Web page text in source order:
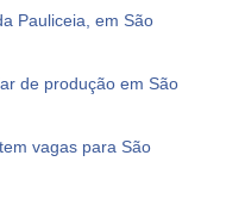
Pauliceia, em São
de produção em São
vagas para São